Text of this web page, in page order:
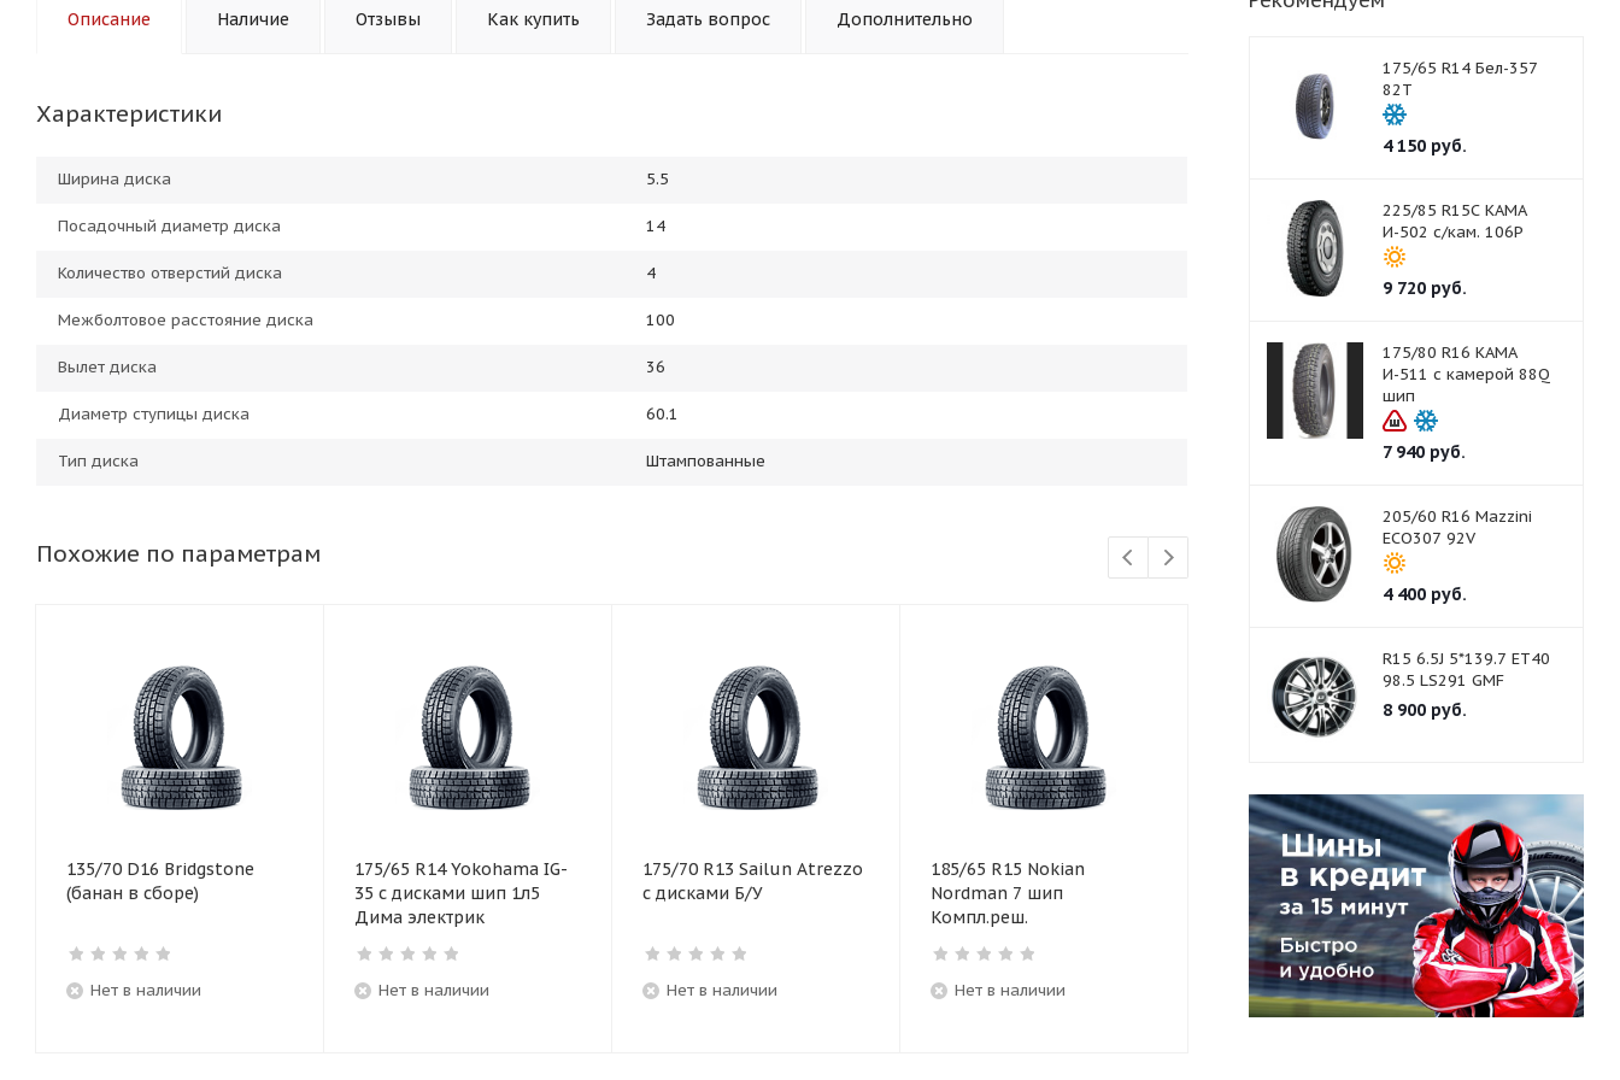
Описание Наличие Отзывы Как купить Задать вопрос Дополнительно
Характеристики
Ширина диска 5.5
Посадочный диаметр диска 14
Количество отверстий диска 4
Межболтовое расстояние диска 100
Вылет диска 36
Диаметр ступицы диска 60.1
Тип диска Штампованные
Похожие по параметрам
135/70 D16 Bridgstone
(банан в сборе)
Нет в наличии
175/65 R14 Yokohama IG-
35 с дисками шип 1л5
Дима электрик
Нет в наличии
175/70 R13 Sailun Atrezzo
с дисками Б/У
Нет в наличии
185/65 R15 Nokian
Nordman 7 шип
Компл.реш.
Нет в наличии
185/70 R14 Massimo
Attimo P1 б/у на литых
дисках
Нет в наличии
185/70 R14
с дисками
Нет в
175/65 R14 Бел-357
82T
4 150руб.
225/85 R15С КАМА
И-502 с/кам. 106P
9 720руб.
175/80 R16 КАМА
И-511 с камерой 88Q
шип
7 940руб.
205/60 R16 Mazzini
ECO307 92V
4 400руб.
R15 6.5J 5*139.7 ET40
98.5 LS291 GMF
8 900руб.